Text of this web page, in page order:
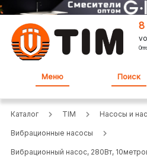
8
Меню Поиск
Каталог TIM Насосы и
Вибрационные насосы
Вибрационный насос, 280Вт,